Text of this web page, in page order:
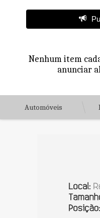
Nenhum item
anunciar
Automóveis